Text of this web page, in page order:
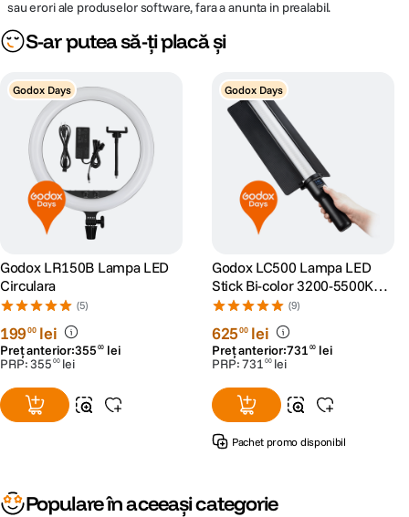
pe subiect.
Modul uniform si placut in care reflecta lumina il face ideal pentru fotografia
de portret (wedding, beauty, fashion).
sau erori ale produselor software, fara a anunta in prealabil.
S-ar putea să-ți placă și
Godox Days
Godox LR150B Lampa LED
Circulara
(5)
19900 lei
Preț anterior:355 00 lei
PRP:355 00 lei
Godox Days
Godox LC500 Lampa LED
Stick Bi-color 3200-5500K
CRI>95
(9)
62500 lei
Preț anterior:731 00 lei
PRP:731 00 lei
Pachet promo disponibil
Populare în aceeași categorie